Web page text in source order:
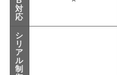
対
応
シ
リ
ア
ル
制